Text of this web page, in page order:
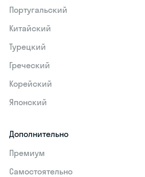
Португальский
Китайский
Турецкий
Греческий
Корейский
Японский
Дополнительно
Премиум
Самостоятельно